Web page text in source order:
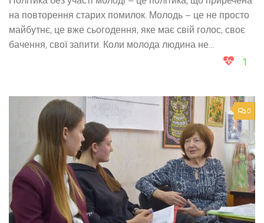
на повторення старих помилок. Молодь – це не просто
майбутнє, це вже сьогодення, яке має свій голос, своє
бачення, свої запити. Коли молода людина не...
1
0